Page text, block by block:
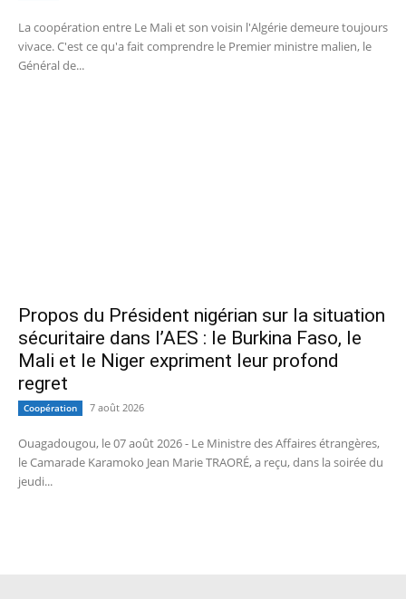
La coopération entre Le Mali et son voisin l'Algérie demeure toujours
vivace. C'est ce qu'a fait comprendre le Premier ministre malien, le
Général de...
Propos du Président nigérian sur la situation
sécuritaire dans l’AES : le Burkina Faso, le
Mali et le Niger expriment leur profond
regret
Coopération 7 août 2026
Ouagadougou, le 07 août 2026 - Le Ministre des Affaires étrangères,
le Camarade Karamoko Jean Marie TRAORÉ, a reçu, dans la soirée du
jeudi...